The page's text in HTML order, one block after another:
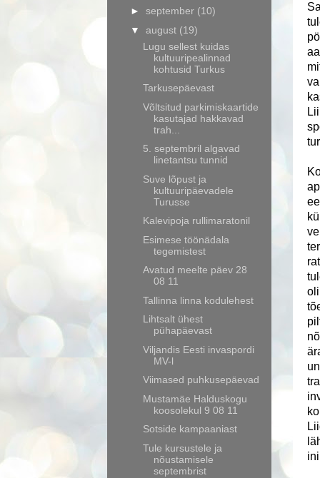
► september (10)
▼ august (19)
Lugu sellest kuidas
kultuuripealinnad
kohtusid Turkus
Tarkusepäevast
Võltsitud parkimiskaartide
kasutajad hakkavad
trah...
5. septembril algavad
linetantsu tunnid
Suve lõpust ja
kultuuripäevadele
Turusse
Kalevipoja rullimaratonil
Esimese töönädala
tegemistest
Avatud meelte päev 28
08 11
Tallinna linna kodulehest
Lihtsalt ühest
pühapäevast
Viljandis Eesti invaspordi
MV-l
Viimased puhkusepäevad
Mustamäe Halduskogu
koosolekul 9 08 11
Sotside kampaaniast
Tule kursustele ja
nõustamisele
septembrist